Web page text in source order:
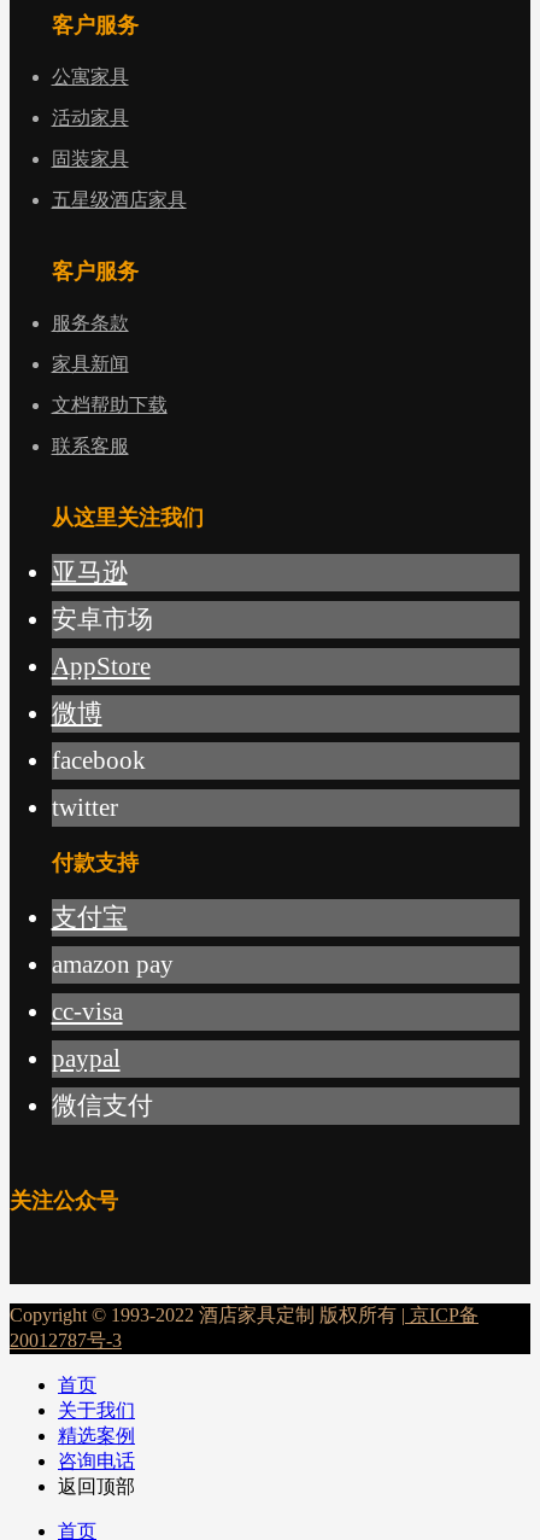
客户服务
公寓家具
活动家具
固装家具
五星级酒店家具
客户服务
服务条款
家具新闻
文档帮助下载
联系客服
从这里关注我们
亚马逊
安卓市场
AppStore
微博
facebook
twitter
付款支持
支付宝
amazon pay
cc-visa
paypal
微信支付
关注公众号
Copyright © 1993-2022 酒店家具定制 版权所有 | 京ICP备
20012787号-3
首页
关于我们
精选案例
咨询电话
返回顶部
首页